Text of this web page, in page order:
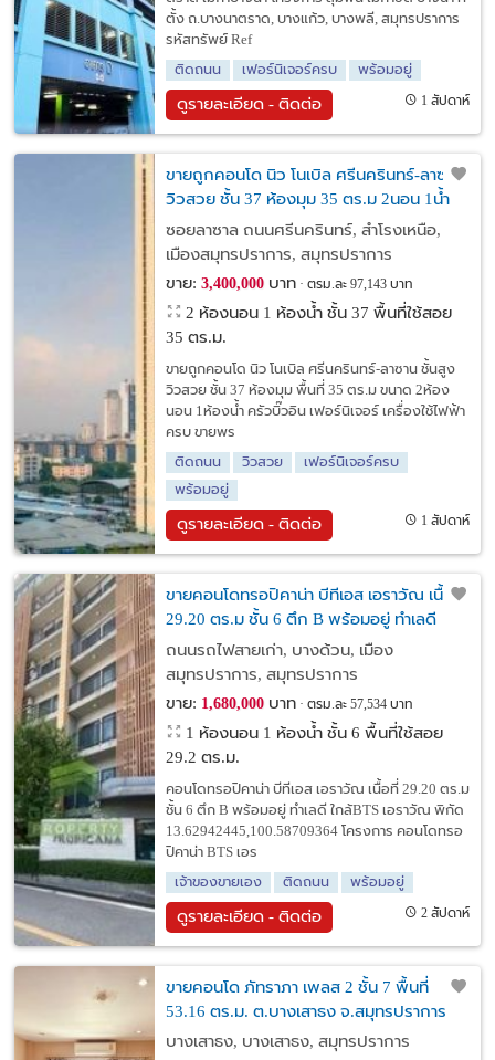
ตั้ง ถ.บางนาตราด, บางแก้ว, บางพลี, สมุทรปราการ
รหัสทรัพย์ Ref
ติดถนน
เฟอร์นิเจอร์ครบ พร้อมอยู่
ดูรายละเอียด - ติดต่อ 1 สัปดาห์
ขายถูกคอนโด นิว โนเบิล ศรีนครินทร์-ลาซาน
วิวสวย ชั้น 37 ห้องมุม 35 ตร.ม 2นอน 1น้ำ
พร้อมผู้เช่า ติดรถไฟฟ้า รพ.ศิครินทร์
นานาชาติ ไทย-สิงคโปร์
ซอยลาซาล ถนนศรีนครินทร์, สำโรงเหนือ,
เมืองสมุทรปราการ, สมุทรปราการ
ขาย: 3,400,000บาท ตรม.ละ 97,143 บาท
2 ห้องนอน 1 ห้องน้ำ ชั้น 37 พื้นที่ใช้สอย
35 ตร.ม.
ขายถูกคอนโด นิว โนเบิล ศรีนครินทร์-ลาซาน ชั้นสูง
วิวสวย ชั้น 37 ห้องมุม พื้นที่ 35 ตร.ม ขนาด 2ห้อง
นอน 1ห้องน้ำ ครัวบิ๊วอิน เฟอร์นิเจอร์ เครื่องใช้ไฟฟ้า
ครบ ขายพร
ติดถนน
วิวสวย
เฟอร์นิเจอร์ครบ
พร้อมอยู่
ดูรายละเอียด - ติดต่อ 1 สัปดาห์
ขายคอนโดทรอปิคาน่า บีทีเอส เอราวัณ เนื้อที่
29.20 ตร.ม ชั้น 6 ตึก B พร้อมอยู่ ทำเลดี
ใกล้BTS เอราวัณ
ถนนรถไฟสายเก่า, บางด้วน, เมือง
สมุทรปราการ, สมุทรปราการ
ขาย: 1,680,000บาท ตรม.ละ 57,534 บาท
1 ห้องนอน 1 ห้องน้ำ ชั้น 6 พื้นที่ใช้สอย
29.2 ตร.ม.
คอนโดทรอปิคาน่า บีทีเอส เอราวัณ เนื้อที่ 29.20 ตร.ม
ชั้น 6 ตึก B พร้อมอยู่ ทำเลดี ใกล้BTS เอราวัณ พิกัด
13.62942445,100.58709364 โครงการ คอนโดทรอ
ปิคาน่า BTS เอร
เจ้าของขายเอง
ติดถนน พร้อมอยู่
ดูรายละเอียด - ติดต่อ 2 สัปดาห์
ขายคอนโด ภัทราภา เพลส 2 ชั้น 7 พื้นที่
53.16 ตร.ม. ต.บางเสาธง จ.สมุทรปราการ
บางเสาธง, บางเสาธง, สมุทรปราการ